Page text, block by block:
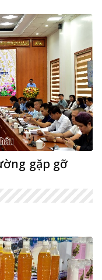
gặp gỡ